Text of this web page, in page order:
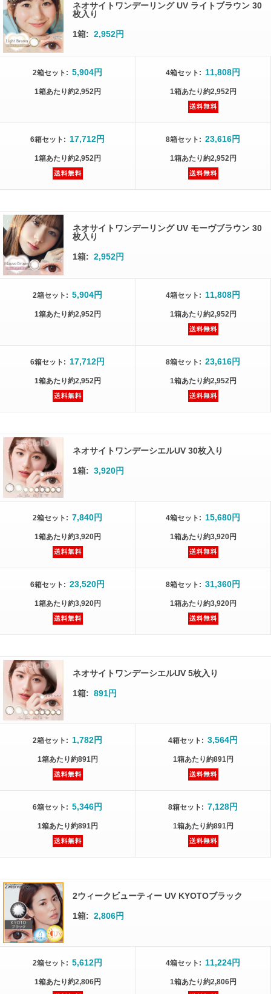
ネオサイトワンデーリング UV ライトブラウン 30
枚入り
1箱: 2,952円
2箱セット : 5,904円
1箱あたり約2,952円
4箱セット : 11,808円
1箱あたり約2,952円
6箱セット : 17,712円
1箱あたり約2,952円
8箱セット : 23,616円
1箱あたり約2,952円
ネオサイトワンデーリング UV モーヴブラウン 30
枚入り
1箱: 2,952円
2箱セット : 5,904円
1箱あたり約2,952円
4箱セット : 11,808円
1箱あたり約2,952円
6箱セット : 17,712円
1箱あたり約2,952円
8箱セット : 23,616円
1箱あたり約2,952円
ネオサイトワンデーシエルUV 30枚入り
1箱: 3,920円
2箱セット : 7,840円
1箱あたり約3,920円
4箱セット : 15,680円
1箱あたり約3,920円
6箱セット : 23,520円
1箱あたり約3,920円
8箱セット : 31,360円
1箱あたり約3,920円
ネオサイトワンデーシエルUV 5枚入り
1箱: 891円
2箱セット : 1,782円
1箱あたり約891円
4箱セット : 3,564円
1箱あたり約891円
6箱セット : 5,346円
1箱あたり約891円
8箱セット : 7,128円
1箱あたり約891円
2ウィークビューティー UV KYOTOブラック
1箱: 2,806円
2箱セット : 5,612円
1箱あたり約2,806円
4箱セット : 11,224円
1箱あたり約2,806円